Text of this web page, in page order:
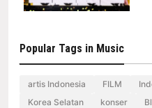
Popular Tags in Music
artis Indonesia FILM
Korea Selatan
konser